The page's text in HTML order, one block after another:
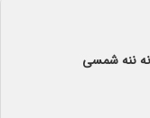
ننه شمسی